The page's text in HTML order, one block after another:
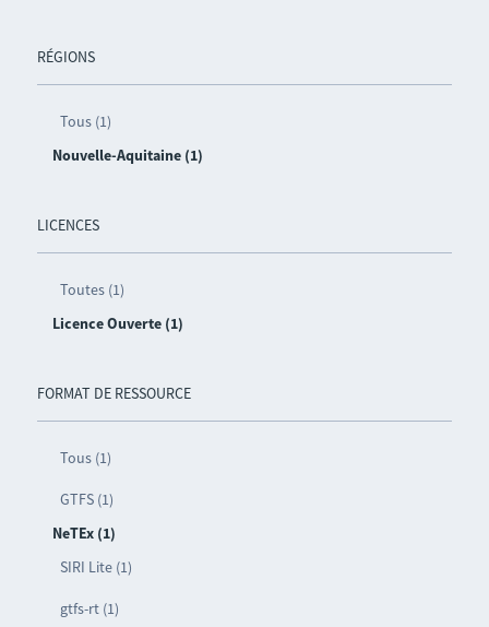
RÉGIONS
Tous (1)
Nouvelle-Aquitaine (1)
LICENCES
Toutes (1)
Licence Ouverte (1)
FORMAT DE RESSOURCE
Tous (1)
GTFS (1)
NeTEx (1)
SIRI Lite (1)
gtfs-rt (1)